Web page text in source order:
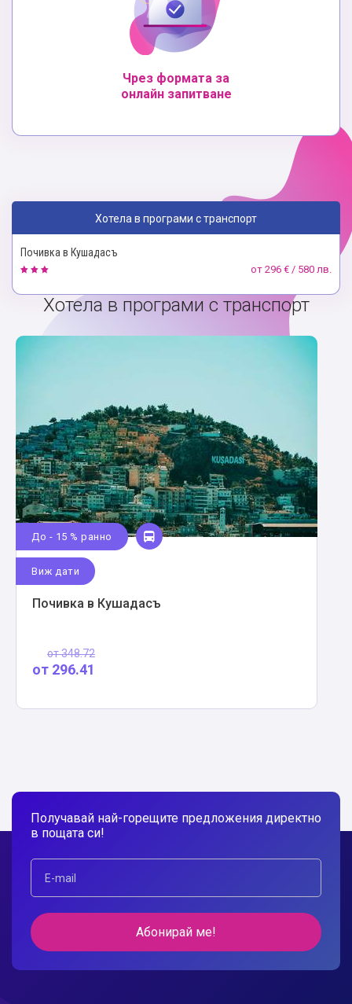
Чрез формата за
онлайн запитване
Хотела в програми с транспорт
Почивка в Кушадасъ
от 296 € / 580 лв.
Хотела в програми с транспорт
До - 15 % ранно
Виж дати
Почивка в Кушадасъ
от348.72
от 296.41
Получавай най-горещите предложения директно
в пощата си!
Абонирай ме!